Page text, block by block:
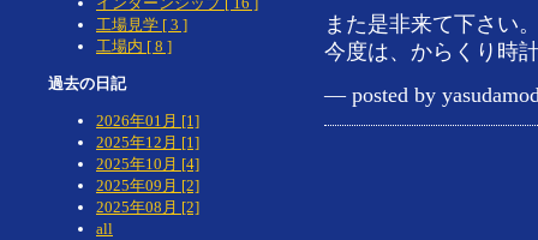
また是非来て下さい
今度は、からくり時
— posted by
工場見学 [ 3 ]
工場内 [ 8 ]
過去の日記
2026年01月 [1]
2025年12月 [1]
2025年10月 [4]
2025年09月 [2]
2025年08月 [2]
all